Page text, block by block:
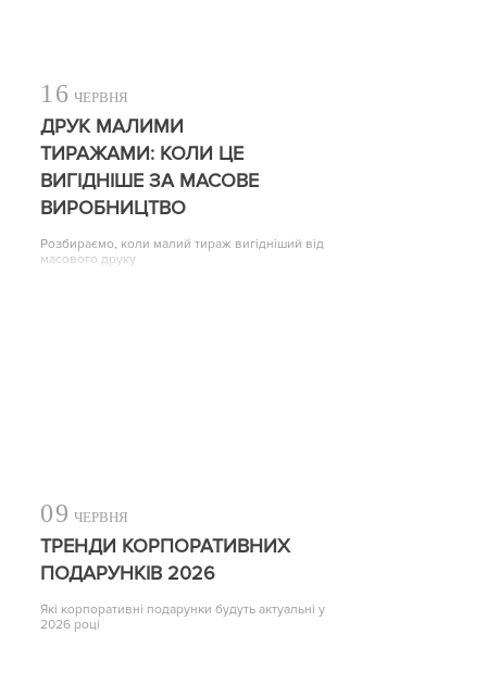
16 ЧЕРВНЯ
ДРУК МАЛИМИ
ТИРАЖАМИ: КОЛИ ЦЕ
ВИГІДНІШЕ ЗА МАСОВЕ
ВИРОБНИЦТВО
Розбираємо, коли малий тираж вигідніший від
масового друку
09 ЧЕРВНЯ
ТРЕНДИ КОРПОРАТИВНИХ
ПОДАРУНКІВ 2026
Які корпоративні подарунки будуть актуальні у
2026 році